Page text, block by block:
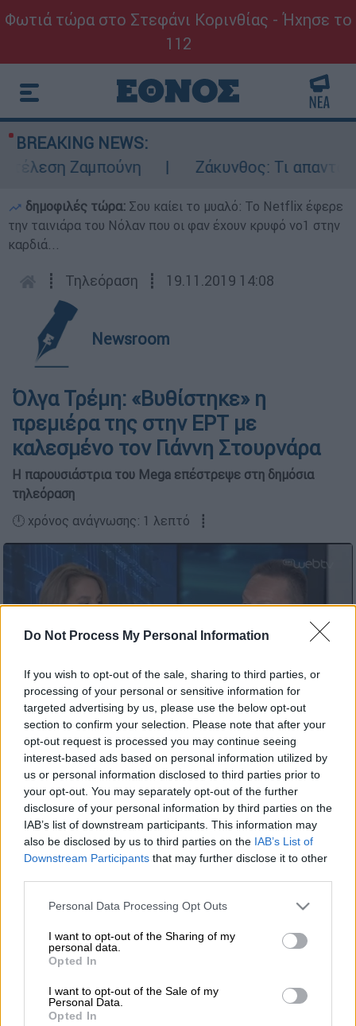
Do Not Process My Personal Information
If you wish to opt-out of the sale, sharing to third parties, or
processing of your personal or sensitive information for
targeted advertising by us, please use the below opt-out
section to confirm your selection. Please note that after your
opt-out request is processed you may continue seeing
interest-based ads based on personal information utilized by
us or personal information disclosed to third parties prior to
your opt-out. You may separately opt-out of the further
disclosure of your personal information by third parties on the
IAB’s list of downstream participants. This information may
also be disclosed by us to third parties on the IAB’s List of
Downstream Participants that may further disclose it to other
Please note that this website/app uses one or more Google
not limited to your visit or usage behaviour. You may click to
grant or deny consent to Google and its third-party tags to
use your data for below specified purposes in below Google
consent section.
Personal Data Processing Opt Outs
I want to opt-out of the Sharing of my
personal data.
Opted In
I want to opt-out of the Sale of my
Personal Data.
Opted In
Φωτιά τώρα στο Στεφάνι Κορινθίας - Ήχησε το
112
BREAKING NEWS:
Ζαμπούνη
Ζάκυνθος: Τι απαντά
δημοφιλές τώρα: Σου καίει το μυαλό: Το Netflix έφερε
την ταινιάρα του Νόλαν που οι φαν έχουν κρυφό νο1 στην
καρδιά...
┋ Τηλεόραση ┋ 19.11.2019 14:08
Newsroom
Όλγα Τρέμη: «Βυθίστηκε» η
πρεμιέρα της στην ΕΡΤ με
καλεσμένο τον Γιάννη Στουρνάρα
Η παρουσιάστρια του Mega επέστρεψε στη δημόσια
τηλεόραση
🕛 χρόνος ανάγνωσης: 1 λεπτό ┋
Προσθέστε το ΕΘΝΟΣ στη Google
Πρεμιέρα έκανε το βράδυ της Δευτέρας
(18/11) η νέα εκπομπή τηςΌλγας Τρέμηστην
ΕΡΤ, η οποία, όπως φαίνεται από τους
πίνακες της τηλεθέασης, δεν κατάφερε να
κεντρίσει το ενδιαφέρον των τηλεθεατών.
Συγκεκριμένα, η ενημερωτική εκπομπή
με πρώτο καλεσμένο της τον
Στουρνάρα
2,2% στο σύνολο, ενώ στα τέταρτα έκανε
1,1% έως και 3,7%.